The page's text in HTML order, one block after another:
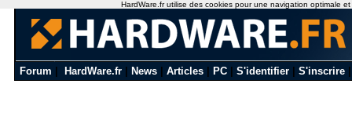
Forum HardWare.fr News Articles PC S'identifier S'inscrire
HardWare.fr utilise des cookies pour une navigation optimale